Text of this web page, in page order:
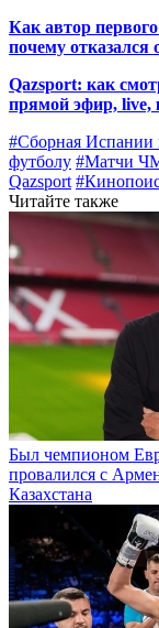
Как автор
почему отказался
Qazsport: как
прямой эфир, live,
#Сборная Испании
футболу #Матчи
Qazsport
Читайте также
Был чемпионом
провалился с
Казахстана